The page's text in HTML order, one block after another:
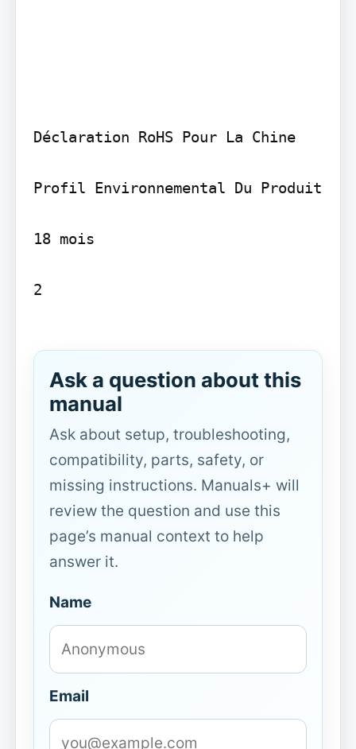
Déclaration RoHS Pour La Chine
Profil Environnemental Du Produit
18 mois
2
Ask a question about this
manual
Ask about setup, troubleshooting,
compatibility, parts, safety, or
missing instructions. Manuals+ will
review the question and use this
page’s manual context to help
answer it.
Name
Email